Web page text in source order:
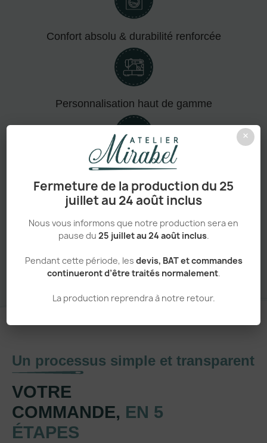
×
Fermeture de la production du 25
juillet au 24 août inclus
Nous vous informons que notre production sera en
pause du 25 juillet au 24 août inclus.
Pendant cette période, les devis, BAT et commandes
continueront d’être traités normalement.
La production reprendra à notre retour.
Confort absolu & durabilité renforcée
Personnalisation haut de gamme
Adapté aux pros comme aux particuliers
Sans minimum de commande
Un processus simple et transparent
VOTRE
COMMANDE, EN 5
ÉTAPES